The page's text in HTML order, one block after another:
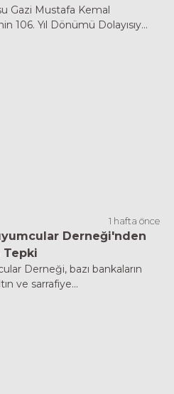
Gazi Mustafa Kemal
106. Yıl Dönümü Dolayısıy...
1 hafta önce
Derneği'nden
Tepki
Derneği, bazı bankaların
ve sarrafiye...